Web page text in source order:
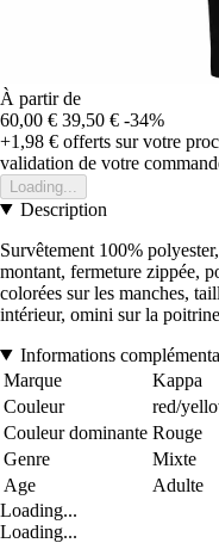
À partir de
60,00 € 39,50 € -34%
+1,98 € offerts sur votre
validation de votre
Loading...
Description
Survêtement 100%
montant, fermeture zippée,
colorées sur les manches,
intérieur, omini sur la
Informations
Marque
Kappa
Couleur
red/
Couleur dominante Rouge
Genre
Mixte
Age
Adulte
Loading...
Loading...